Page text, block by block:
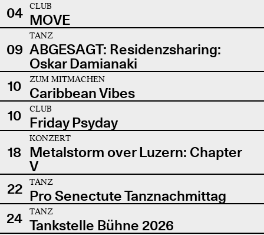
04
CLUB
MOVE
09
TANZ
ABGESAGT: Residenzsharing:
Oskar Damianaki
10
ZUM MITMACHEN
Caribbean Vibes
10
CLUB
Friday Psyday
18
KONZERT
Metalstorm over Luzern: Chapter
V
22
TANZ
Pro Senectute Tanznachmittag
24
TANZ
Tankstelle Bühne 2026